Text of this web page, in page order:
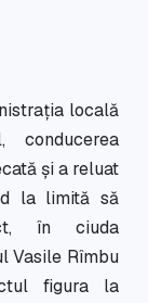
locală
și a reluat
la limită să
în ciuda
Vasile Rîmbu
figura la